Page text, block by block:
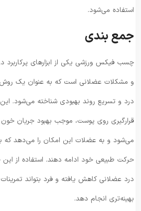
استفاده می‌شود.
جمع بندی
چسب فیکس ورزشی یکی از ابزارهای پرکاربرد
و مشکلات عضلانی است که به عنوان یک
درد و تسریع روند بهبودی شناخته
قرارگیری روی پوست، موجب بهبود جریان
می‌شود و به عضلات این امکان را می‌دهد که
حرکت طبیعی خود ادامه دهند. استفاده از
درد عضلانی کاهش یافته و فرد بتواند
بهینه‌تری انجام دهد.